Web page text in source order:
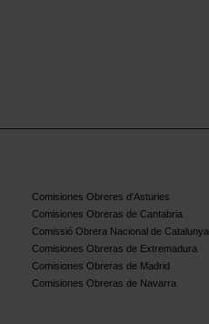
Comisiones Obreres d'Asturies
Comisiones Obreras de Cantabria
Comissió Obrera Nacional de Catalunya
Comisiones Obreras de Extremadura
Comisiones Obreras de Madrid
Comisiones Obreras de Navarra